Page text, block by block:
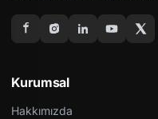
Kurumsal
Hakkımızda